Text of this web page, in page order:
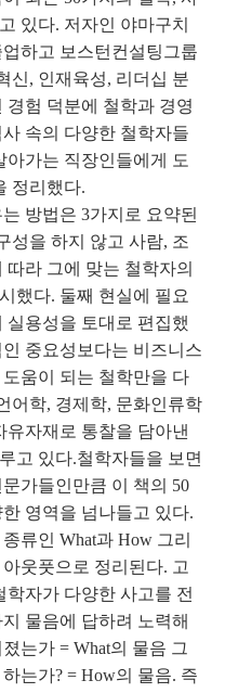
있다. 저자인 야마구치
하고 보스턴컨설팅그룹
신, 인재육성, 리더십 분
험 덕분에 철학과 경영
속의 다양한 철학자들
아가는 직장인들에게 도
정리했다.
방법은 3가지로 요약된
성을 하지 않고 사람, 조
라 그에 맞는 철학자의
했다. 둘째 현실에 필요
실용성을 토대로 편집했
중요성보다는 비즈니스
움이 되는 철학만을 다
어학, 경제학, 문화인류학
자재로 통찰을 담아낸
고 있다.철학자들을 보면
가들인만큼 이 책의 50
영역을 넘나들고 있다.
류인 What과 How 그리
웃풋으로 정리된다. 고
자가 다양한 사고를 전
물음에 답하려 노력해
는가 = What의 물음 그
는가? = How의 물음. 즉